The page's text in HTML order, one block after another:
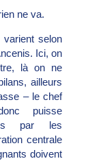
ne va.
selon
Ici, on
là on ne
ailleurs
– le chef
puisse
par les
centrale
doivent